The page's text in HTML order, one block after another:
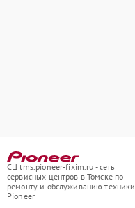
СЦ tms.pioneer-fixim.ru - сеть
сервисных центров в Томске по
ремонту и обслуживанию техники
Pioneer